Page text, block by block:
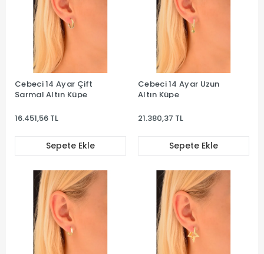
Cebeci 14 Ayar Çift
Sarmal Altın Küpe
16.451,56 TL
Sepete Ekle
Cebeci 14 Ayar Uzun
Altın Küpe
21.380,37 TL
Sepete Ekle